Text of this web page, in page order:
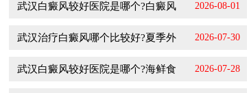
武汉白癜风较好医院是哪个?白癜风 2026-08-01
武汉治疗白癜风哪个比较好?夏季外 2026-07-30
武汉白癜风较好医院是哪个?海鲜食 2026-07-28